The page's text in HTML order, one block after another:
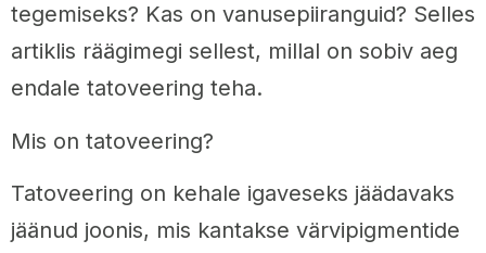
tegemiseks? Kas on vanusepiiranguid? Selles
artiklis räägimegi sellest, millal on sobiv aeg
endale tatoveering teha.
Mis on tatoveering?
Tatoveering on kehale igaveseks jäädavaks
jäänud joonis, mis kantakse värvipigmentide